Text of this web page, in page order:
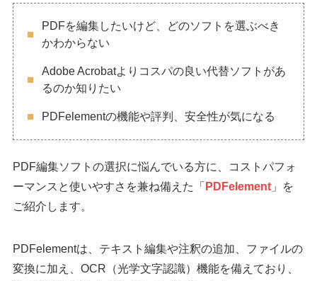
PDFを編集したいけど、どのソフトを選ぶべき
かわからない
Adobe Acrobatよりコスパの良い代替ソフトがあ
るのか知りたい
PDFelementの機能や評判、安全性が気になる
PDF編集ソフトの選択に悩んでいる方に、コストパフォ
ーマンスと使いやすさを兼ね備えた「 PDFelement」を
ご紹介します。
PDFelementは、テキスト編集や注釈の追加、ファイルの
変換に加え、OCR（光学文字認識）機能を備えており、